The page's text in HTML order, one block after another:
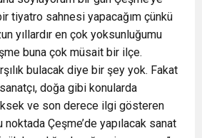
tiyatro sahnesi yapacağım çünkü
yıllardır en çok yoksunluğumu
buna çok müsait bir ilçe.
bulacak diye bir şey yok. Fakat
doğa gibi konularda
ve son derece ilgi gösteren
noktada Çeşme’de yapılacak sanat